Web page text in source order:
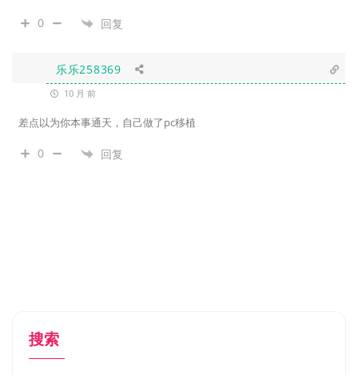
0 回复
乐乐258369
10 月 前
差点以为你本事通天，自己做了pc移植
0 回复
搜索